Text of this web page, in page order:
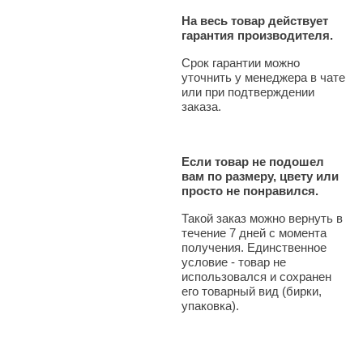
На весь товар действует
гарантия производителя.
Срок гарантии можно
уточнить у менеджера в чате
или при подтверждении
заказа.
Если товар не подошел
вам по размеру, цвету или
просто не понравился.
Такой заказ можно вернуть в
течение 7 дней с момента
получения. Единственное
условие - товар не
использовался и сохранен
его товарный вид (бирки,
упаковка).